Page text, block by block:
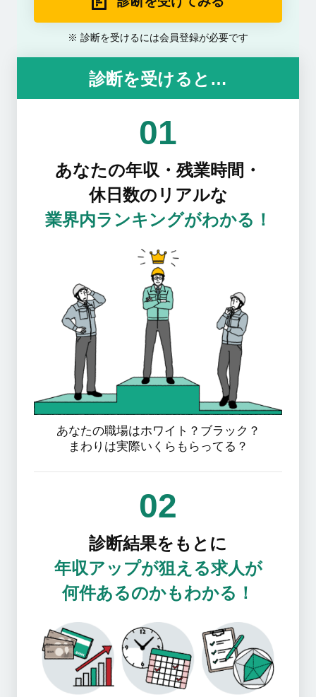
診断を受けるには会員登録が必要です
診断を受けると…
01
あなたの年収・残業時間・
休日数のリアルな
業界内ランキングがわかる！
あなたの職場はホワイト？ブラック？
まわりは実際いくらもらってる？
02
診断結果をもとに
年収アップが狙える求人が
何件あるのかもわかる！